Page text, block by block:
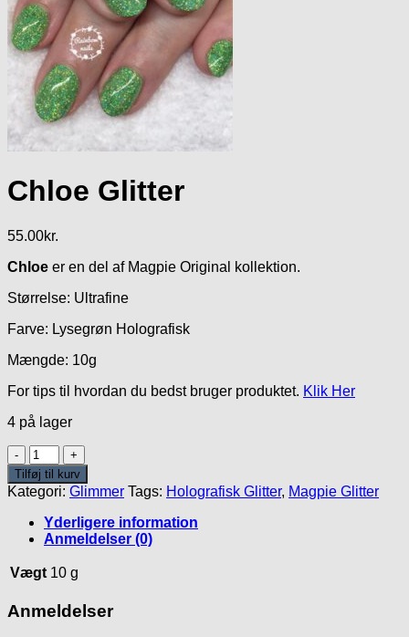
Chloe Glitter
55.00kr.
Chloe er en del af Magpie Original kollektion.
Størrelse: Ultrafine
Farve: Lysegrøn Holografisk
Mængde: 10g
For tips til hvordan du bedst bruger produktet. Klik Her
4 på lager
Chloe
Glitter
antal
Tilføj til kurv
Kategori: Glimmer Tags: Holografisk Glitter, Magpie Glitter
Yderligere information
Anmeldelser (0)
Vægt 10 g
Anmeldelser